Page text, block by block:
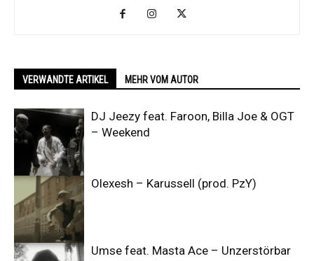
VERWANDTE ARTIKEL MEHR VOM AUTOR
DJ Jeezy feat. Faroon, Billa Joe & OGT
– Weekend
Olexesh – Karussell (prod. PzY)
Umse feat. Masta Ace – Unzerstörbar